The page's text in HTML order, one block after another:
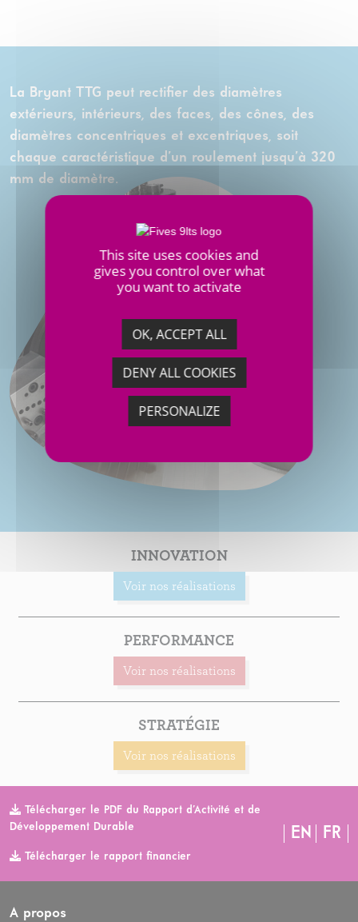
La Bryant TTG peut rectifier des diamètres
extérieurs, intérieurs, des faces, des cônes, des
diamètres concentriques et excentriques, soit
chaque caractéristique d’un roulement jusqu’à 320
mm de diamètre.
INNOVATION
Voir nos réalisations
PERFORMANCE
Voir nos réalisations
STRATÉGIE
Voir nos réalisations
Télécharger le PDF du Rapport d’Activité et de
Développement Durable
Télécharger le rapport financier
EN FR
A propos
This site uses cookies and
gives you control over what
you want to activate
OK, ACCEPT ALL
DENY ALL COOKIES
PERSONALIZE